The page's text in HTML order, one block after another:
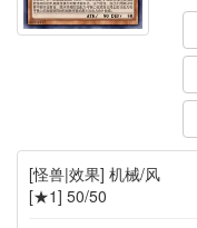
[怪兽|效果] 机械/风
[★1] 50/50